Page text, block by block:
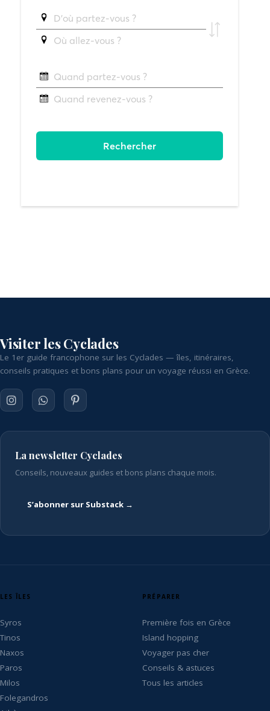
Visiter les Cyclades
Le 1er guide francophone sur les Cyclades — îles, itinéraires,
conseils pratiques et bons plans pour un voyage réussi en Grèce.
La newsletter Cyclades
Conseils, nouveaux guides et bons plans chaque mois.
S’abonner sur Substack →
LES ÎLES
Syros
Tinos
Naxos
Paros
Milos
Folegandros
PRÉPARER
Première fois en Grèce
Island hopping
Voyager pas cher
Conseils & astuces
Tous les articles